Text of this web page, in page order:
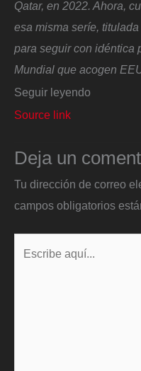
Qatar, en 2022. Ahora,
esa misma seríe,
para seguir con idéntica
Mundial que acogen
Seguir leyendo
Source link
Deja un
Tu dirección de correo
campos obligatorios